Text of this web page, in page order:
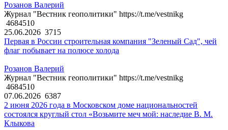
Розанов Валерий
Журнал "Вестник геополитики" https://t.me/vestnikg
4684510
25.06.2026 3715
Первая в России строительная компания "Зеленый Сад", чей
флаг побывает на полюсе холода
Розанов Валерий
Журнал "Вестник геополитики" https://t.me/vestnikg
4684510
07.06.2026 6387
2 июня 2026 года в Московском доме национальностей
состоялся круглый стол «Возьмите меч мой: наследие В. М.
Клыкова